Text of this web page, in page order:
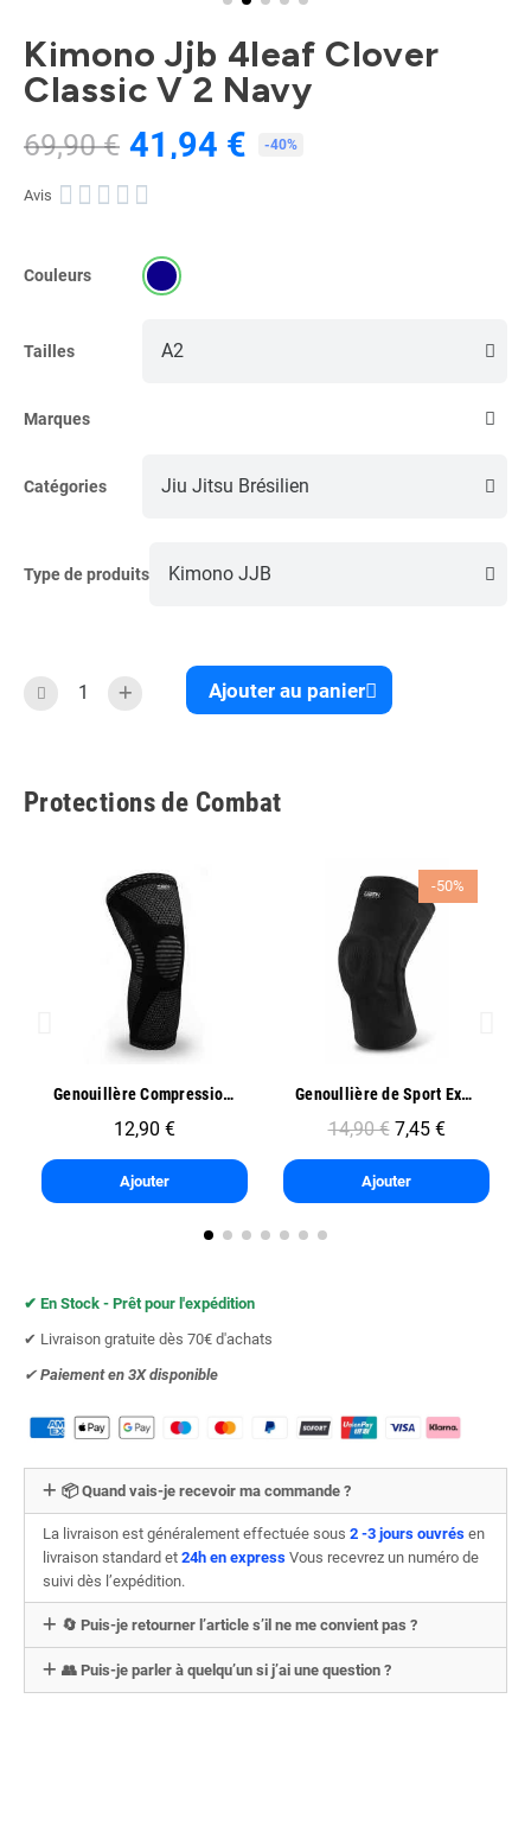
Kimono Jjb 4leaf Clover
Classic V 2 Navy
69,90 € 41,94 € -40%
Avis     
Couleurs
Tailles
Marques
Catégories
Type de produits
Ajouter au panier
Protections de Combat
Aperçu rapide Genouillère Compression Sport - Oben
12,90 €
Ajouter
Aperçu rapide
-50%
Genoullière de Sport Exo One - Oben
14,90 € 7,45 €
Ajouter
✔︎ En Stock - Prêt pour l'expédition
✔︎ Livraison gratuite dès 70€ d'achats
✔︎ Paiement en 3X disponible
📦 Quand vais-je recevoir ma commande ?
La livraison est généralement effectuée sous 2 -3 jours ouvrés en
livraison standard et 24h en express Vous recevrez un numéro de
suivi dès l’expédition.
🔄 Puis-je retourner l’article s’il ne me convient pas ?
👥 Puis-je parler à quelqu’un si j’ai une question ?